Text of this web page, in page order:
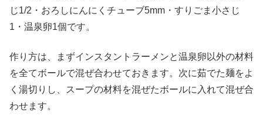
じ1/2・おろしにんにくチューブ5mm・すりごま小さじ
1・温泉卵1個です。
作り方は、まずインスタントラーメンと温泉卵以外の材料
を全てボールで混ぜ合わせておきます。次に茹でた麺をよ
く湯切りし、スープの材料を混ぜたボールに入れて混ぜ合
わせます。